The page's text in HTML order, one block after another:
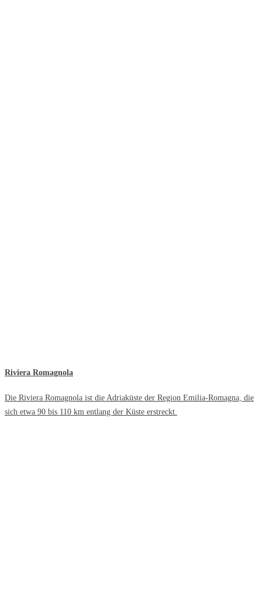
Riviera Romagnola
Die Riviera Romagnola ist die Adriaküste der Region Emilia-Romagna, die
sich etwa 90 bis 110 km entlang der Küste erstreckt.